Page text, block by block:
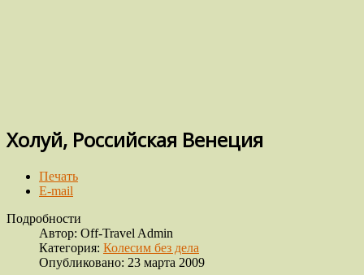
Холуй, Российская Венеция
Печать
E-mail
Подробности
Автор: Off-Travel Admin
Категория: Колесим без дела
Опубликовано: 23 марта 2009